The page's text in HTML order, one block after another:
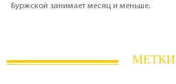
Буржской занимает месяц и меньше.
МЕТКИ